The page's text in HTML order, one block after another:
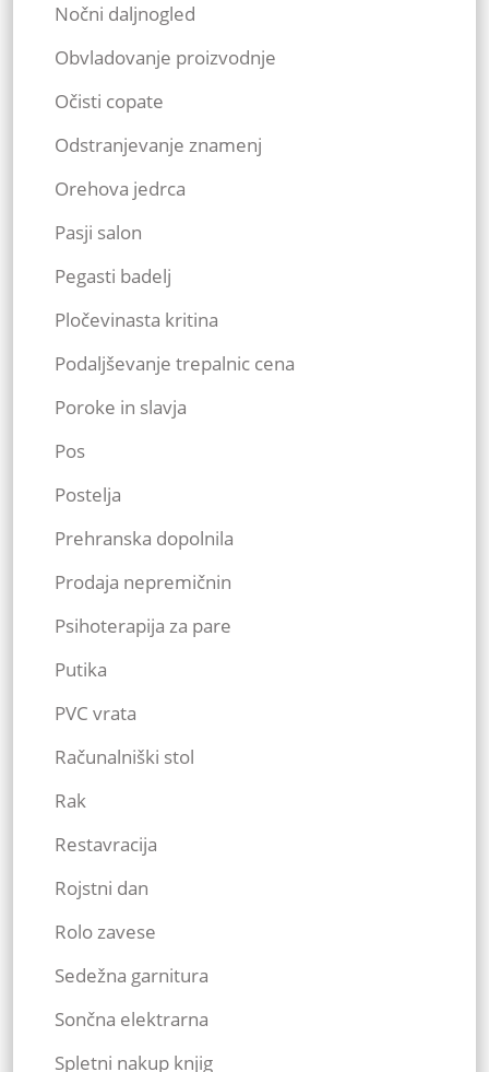
Nočni daljnogled
Obvladovanje proizvodnje
Očisti copate
Odstranjevanje znamenj
Orehova jedrca
Pasji salon
Pegasti badelj
Pločevinasta kritina
Podaljševanje trepalnic cena
Poroke in slavja
Pos
Postelja
Prehranska dopolnila
Prodaja nepremičnin
Psihoterapija za pare
Putika
PVC vrata
Računalniški stol
Rak
Restavracija
Rojstni dan
Rolo zavese
Sedežna garnitura
Sončna elektrarna
Spletni nakup knjig